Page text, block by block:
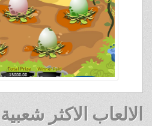
الالعاب الاكثر شعبية